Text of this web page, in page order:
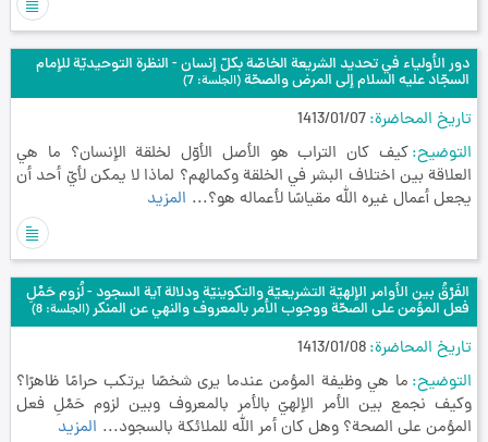
دور الأولياء في تحديد الشريعة الخاصّة بكلّ إنسان - النظرة التوحيديّة للإمام
السجّاد عليه السلام إلى المرض والصحّة(الجلسة: 7)
تاريخ المحاضرة 1413/01/07
التوضيح كيف كان التراب هو الأصل الأوّل لخلقة الإنسان؟ ما هي
العلاقة بين اختلاف البشر في الخلقة وكمالهم؟ لماذا لا يمكن لأيّ أحد أن
يجعل أعمال غيره الله مقياسًا لأعماله هو؟... المزيد
الفَرْقُ بين الأوامر الإلهيّة التشريعيّة والتكوينيّة ودلالة آية السجود - لُزوم حَمْلِ
فعل المؤمن على الصحّة ووجوب الأمر بالمعروف والنهي عن المنكر(الجلسة: 8)
تاريخ المحاضرة 1413/01/08
التوضيح ما هي وظيفة المؤمن عندما يرى شخصًا يرتكب حرامًا ظاهرًا؟
وكيف نجمع بين الأمر الإلهيّ بالأمر بالمعروف وبين لزوم حَمْلِ فعل
المؤمن على الصحة؟ وهل كان أمر الله للملائكة بالسجود... المزيد